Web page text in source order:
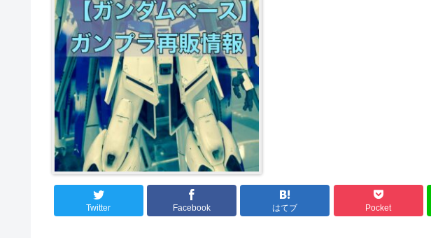
Twitter Facebook はてブ Pocket